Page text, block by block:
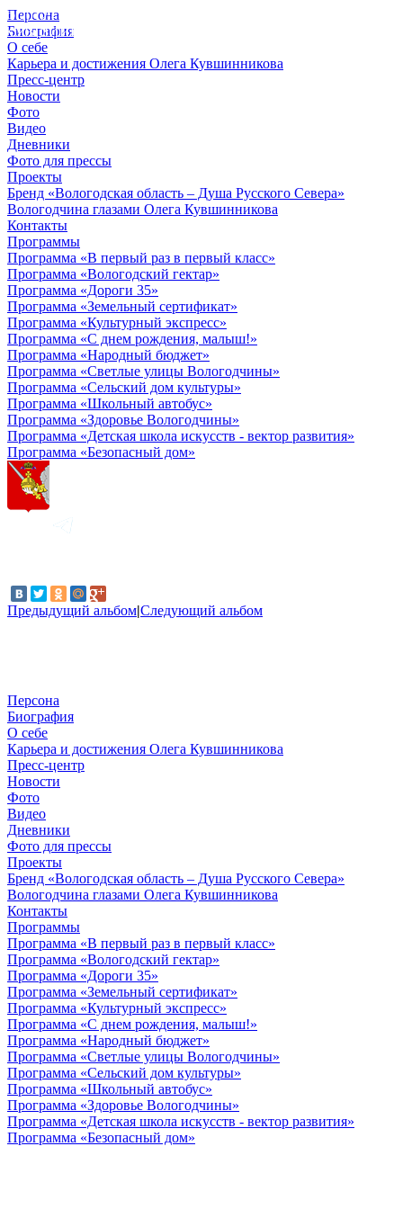
Персона
Биография
О себе
Карьера и достижения Олега Кувшинникова
Пресс-центр
Новости
Фото
Видео
Дневники
Фото для прессы
Проекты
Бренд «Вологодская область – Душа Русского Севера»
Вологодчина глазами Олега Кувшинникова
Контакты
Программы
Программа «В первый раз в первый класс»
Программа «Вологодский гектар»
Программа «Дороги 35»
Программа «Земельный сертификат»
Программа «Культурный экспресс»
Программа «С днем рождения, малыш!»
Программа «Народный бюджет»
Программа «Светлые улицы Вологодчины»
Программа «Сельский дом культуры»
Программа «Школьный автобус»
Программа «Здоровье Вологодчины»
Программа «Детская школа искусств - вектор развития»
Программа «Безопасный дом»
Предыдущий альбом|Следующий альбом
© 2012 - 2023,
КУВШИННИКОВ О.А.
Персона
Биография
О себе
Карьера и достижения Олега Кувшинникова
Пресс-центр
Новости
Фото
Видео
Дневники
Фото для прессы
Проекты
Бренд «Вологодская область – Душа Русского Севера»
Вологодчина глазами Олега Кувшинникова
Контакты
Программы
Программа «В первый раз в первый класс»
Программа «Вологодский гектар»
Программа «Дороги 35»
Программа «Земельный сертификат»
Программа «Культурный экспресс»
Программа «С днем рождения, малыш!»
Программа «Народный бюджет»
Программа «Светлые улицы Вологодчины»
Программа «Сельский дом культуры»
Программа «Школьный автобус»
Программа «Здоровье Вологодчины»
Программа «Детская школа искусств - вектор развития»
Программа «Безопасный дом»